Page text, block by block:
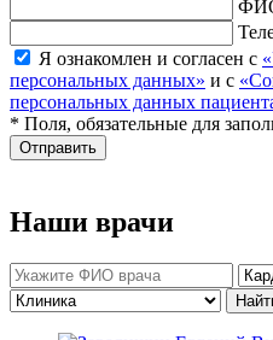
Я ознакомлен и согласен с
персональных данных» и с
персональных данных
* Поля, обязательные для
Отправить
Наши врачи